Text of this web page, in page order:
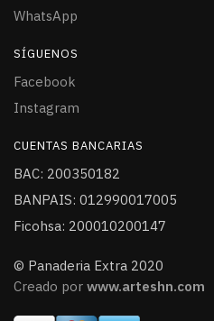
WhatsApp
SÍGUENOS
Facebook
Instagram
CUENTAS BANCARIAS
BAC: 200350182
BANPAIS: 012990017005
Ficohsa: 200010200147
© Panaderia Extra 2020
Creado por www.arteshn.com